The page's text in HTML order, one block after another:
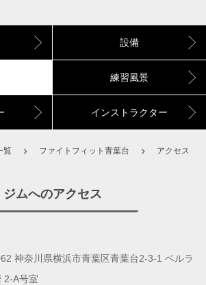
設備
練習風景
インストラクター
覧 ファイトフィット青葉台 アクセス
ジムへのアクセス
神奈川県横浜市青葉区青葉台2-3-1 ベルラ
2-A号室